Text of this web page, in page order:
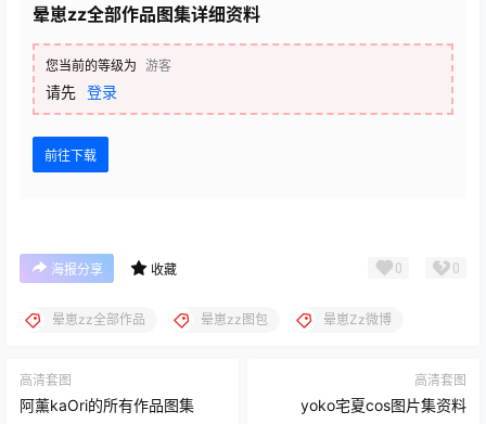
晕崽zz全部作品图集详细资料
您当前的等级为 游客
请先 登录
前往下载
海报分享 收藏 0 0
晕崽zz全部作品 晕崽zz图包 晕崽Zz微博
高清套图
阿薰kaOri的所有作品图集
高清套图
yoko宅夏cos图片集资料